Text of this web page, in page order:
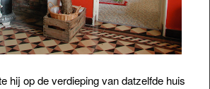
hij op de verdieping van datzelfde huis